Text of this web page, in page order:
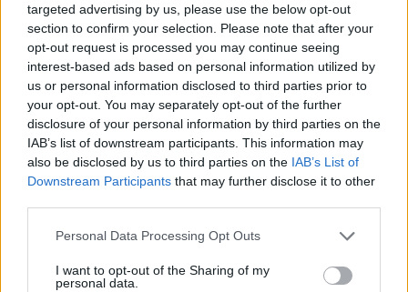
targeted advertising by us, please use the below opt-out
section to confirm your selection. Please note that after your
opt-out request is processed you may continue seeing
interest-based ads based on personal information utilized by
us or personal information disclosed to third parties prior to
your opt-out. You may separately opt-out of the further
disclosure of your personal information by third parties on the
IAB’s list of downstream participants. This information may
also be disclosed by us to third parties on the IAB’s List of
Downstream Participants that may further disclose it to other
Personal Data Processing Opt Outs
I want to opt-out of the Sharing of my
personal data.
„Darbiečiai“: tegul premjeras ir prezidentė pasiima tą
D.Pavalkį
Žinios | Lietuvos diena
Dainiaus Pavalkio likimas paaiškės trečiadienį
Žinios | Lietuvos diena